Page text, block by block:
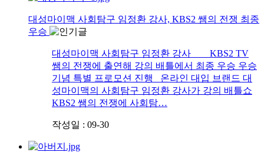
대성마이맥 사회탐구 임정환 강사, KBS2 쌤의 전쟁 최종
우승
대성마이맥 사회탐구 임정환 강사 KBS2 TV
쌤의 전쟁에 출연해 강의 배틀에서 최종 우승 우승
기념 특별 프로모션 진행 온라인 대입 브랜드 대
성마이맥의 사회탐구 임정환 강사가 강의 배틀쇼
KBS2 쌤의 전쟁에 사회탐…
작성일 : 09-30